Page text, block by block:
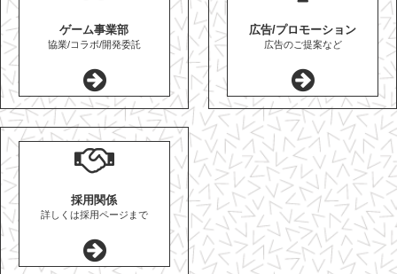
ゲーム事業部
協業/コラボ/開発委託
広告/プロモーション
広告のご提案など
採用関係
詳しくは採用ページまで